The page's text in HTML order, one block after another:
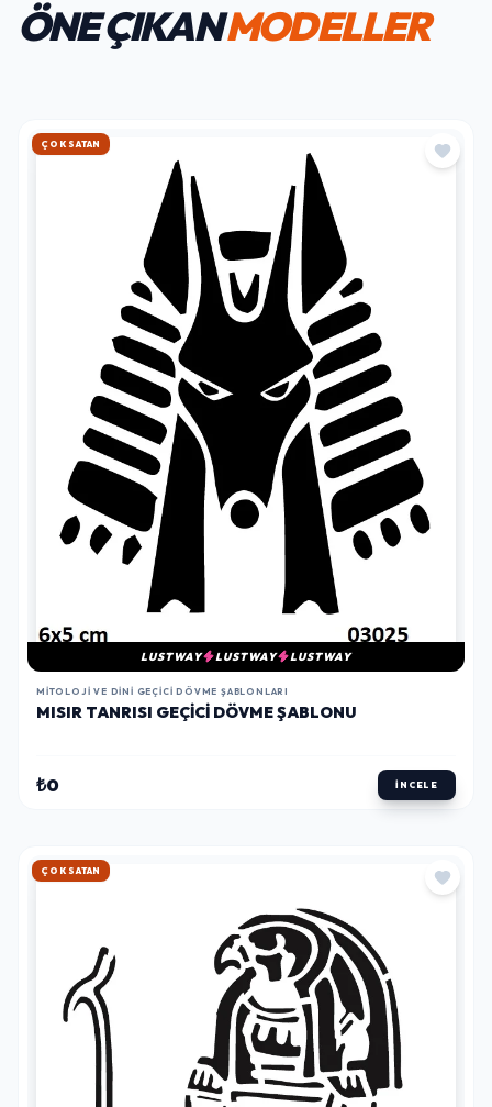
ÖNE ÇIKANMODELLER
HIZLI KARGO
LUSTWAY LUSTWAY LUSTWAY
MITOLOJI VE DINI GEÇICI DÖVME ŞABLONLARI
MISIR TANRISI GEÇICI DÖVME ŞABLONU
₺0 İNCELE
HIZLI KARGO